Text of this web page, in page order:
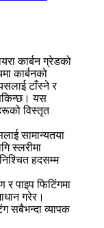
कार्बन ग्रेडको
कार्बनको
टाँस्ने र
यस
विस्तृत
सामान्यतया
स्लरीमा
हदसम्म
र पाइप फिटिंगमा
गरेर।
सबैभन्दा व्यापक